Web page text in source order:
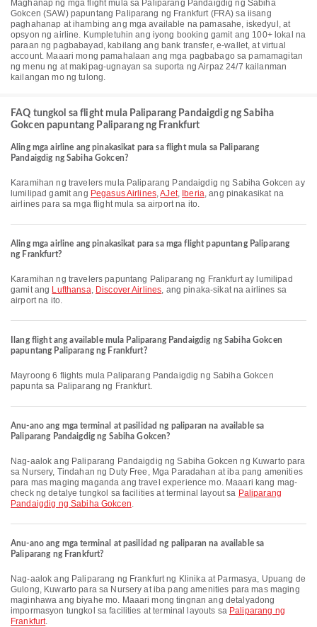
Maghanap ng mga flight mula sa Paliparang Pandaigdig ng Sabiha
Gokcen (SAW) papuntang Paliparang ng Frankfurt (FRA) sa iisang
paghahanap at ihambing ang mga available na pamasahe, iskedyul, at
opsyon ng airline. Kumpletuhin ang iyong booking gamit ang 100+ lokal na
paraan ng pagbabayad, kabilang ang bank transfer, e-wallet, at virtual
account. Maaari mong pamahalaan ang mga pagbabago sa pamamagitan
ng menu ng at makipag-ugnayan sa suporta ng Airpaz 24/7 kailanman
kailangan mo ng tulong.
FAQ tungkol sa flight mula Paliparang Pandaigdig ng Sabiha
Gokcen papuntang Paliparang ng Frankfurt
Aling mga airline ang pinakasikat para sa flight mula sa Paliparang
Pandaigdig ng Sabiha Gokcen?
Karamihan ng travelers mula Paliparang Pandaigdig ng Sabiha Gokcen ay
lumilipad gamit ang Pegasus Airlines,AJet, Iberia, ang pinakasikat na
airlines para sa mga flight mula sa airport na ito.
Aling mga airline ang pinakasikat para sa mga flight papuntang Paliparang
ng Frankfurt?
Karamihan ng travelers papuntang Paliparang ng Frankfurt ay lumilipad
gamit ang Lufthansa, Discover Airlines, ang pinaka-sikat na airlines sa
airport na ito.
Ilang flight ang available mula Paliparang Pandaigdig ng Sabiha Gokcen
papuntang Paliparang ng Frankfurt?
Mayroong 6 flights mula Paliparang Pandaigdig ng Sabiha Gokcen
papunta sa Paliparang ng Frankfurt.
Anu-ano ang mga terminal at pasilidad ng paliparan na available sa
Paliparang Pandaigdig ng Sabiha Gokcen?
Nag-aalok ang Paliparang Pandaigdig ng Sabiha Gokcen ng Kuwarto para
sa Nursery, Tindahan ng Duty Free, Mga Paradahan at iba pang amenities
para mas maging maganda ang travel experience mo. Maaari kang mag-
check ng detalye tungkol sa facilities at terminal layout sa Paliparang
Pandaigdig ng Sabiha Gokcen.
Anu-ano ang mga terminal at pasilidad ng paliparan na available sa
Paliparang ng Frankfurt?
Nag-aalok ang Paliparang ng Frankfurt ng Klinika at Parmasya, Upuang de
Gulong, Kuwarto para sa Nursery at iba pang amenities para mas maging
maginhawa ang biyahe mo. Maaari mong tingnan ang detalyadong
impormasyon tungkol sa facilities at terminal layouts sa Paliparang ng
Frankfurt.